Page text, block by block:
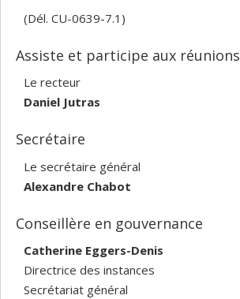
(Dél. CU-0639-7.1)
Assiste et participe aux réunions
Le recteur
Daniel Jutras
Secrétaire
Le secrétaire général
Alexandre Chabot
Conseillère en gouvernance
Catherine Eggers-Denis
Directrice des instances
Secrétariat général